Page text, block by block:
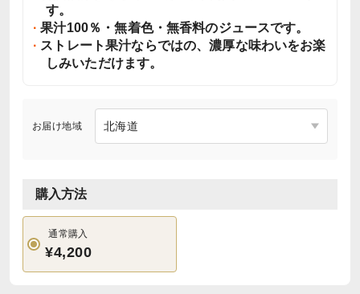
す。
果汁100％・無着色・無香料のジュースです。
ストレート果汁ならではの、濃厚な味わいをお楽
しみいただけます。
お届け地域
購入方法
通常購入
¥4,200